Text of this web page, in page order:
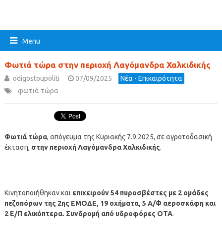
Menu
Φωτιά τώρα στην περιοχή Λαγόμανδρα Χαλκιδικής
odigostoupoliti 07/09/2025
Νέα - Επικαιρότητα
φωτιά τώρα
Φωτιά τώρα, απόγευμα της Κυριακής 7.9.2025, σε αγροτοδασική
έκταση, στην περιοχή Λαγόμανδρα Χαλκιδικής.
Κινητοποιήθηκαν και επιχειρούν 54 πυροσβέστες με 2 ομάδες
πεζοπόρων της 2ης ΕΜΟΔΕ, 19 οχήματα, 5 Α/Φ αεροσκάφη και
2 Ε/Π ελικόπτερα. Συνδρομή από υδροφόρες ΟΤΑ.